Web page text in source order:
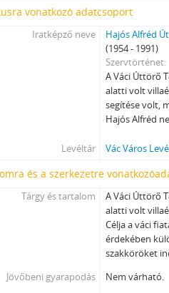
vonatkozó adatcsoport
Iratképző neve
Hajós Alfréd
(1954 - 1991)
Szervtörténet
A Váci Úttörő
alatti volt
segítése volt,
Hajós Alfréd
Levéltár Vác Város
és a szerkezetre
Tárgy és tartalom
A Váci Úttörő
alatti volt
Célja a váci
érdekében
szakköröket
Jövőbeni gyarapodás
Nem várható.